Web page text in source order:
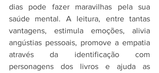
dias pode fazer maravilhas pela sua
saúde mental. A leitura, entre tantas
vantagens, estimula emoções, alivia
angústias pessoais, promove a empatia
através da identificação com
personagens dos livros e ajuda as